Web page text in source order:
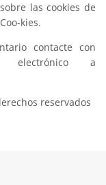
las cookies de
kies.
contacte con
electrónico a
reservados